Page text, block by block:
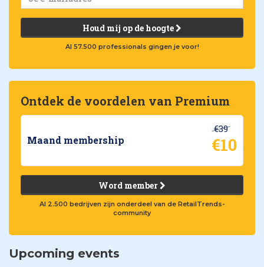
Houd mij op de hoogte
Al 57.500 professionals gingen je voor!
Ontdek de voordelen van Premium
Maand membership
€39
€10
Word member
Al 2.500 bedrijven zijn onderdeel van de RetailTrends-
community
Upcoming events